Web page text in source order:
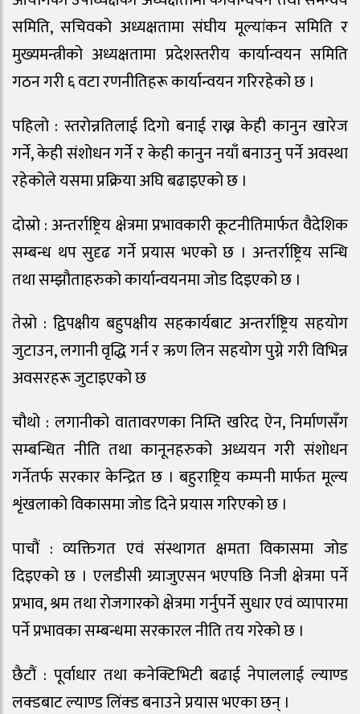
समिति, सचिवको अध्यक्षतामा संघीय मूल्यांकन समिति र
मुख्यमन्त्रीको अध्यक्षतामा प्रदेशस्तरीय कार्यान्वयन समिति
गठन गरी ६ वटा रणनीतिहरू कार्यान्वयन गरिरहेको छ ।
पहिलो : स्तरोन्नतिलाई दिगो बनाई राख्न केही कानुन खारेज
गर्ने, केही संशोधन गर्ने र केही कानुन नयाँ बनाउनु पर्ने अवस्था
रहेकोले यसमा प्रक्रिया अघि बढाइएको छ ।
दोस्रो : अन्तर्राष्ट्रिय क्षेत्रमा प्रभावकारी कूटनीतिमार्फत वैदेशिक
सम्बन्ध थप सुदृढ गर्ने प्रयास भएको छ । अन्तर्राष्ट्रिय सन्धि
तथा सम्झौताहरुको कार्यान्वयनमा जोड दिइएको छ ।
तेस्रो : द्विपक्षीय बहुपक्षीय सहकार्यबाट अन्तर्राष्ट्रिय सहयोग
जुटाउन, लगानी वृद्धि गर्न र ऋण लिन सहयोग पुग्ने गरी विभिन्न
अवसरहरू जुटाइएको छ
चौथो : लगानीको वातावरणका निम्ति खरिद ऐन, निर्माणसँग
सम्बन्धित नीति तथा कानूनहरुको अध्ययन गरी संशोधन
गर्नेतर्फ सरकार केन्द्रित छ । बहुराष्ट्रिय कम्पनी मार्फत मूल्य
शृंखलाको विकासमा जोड दिने प्रयास गरिएको छ ।
पाचौं : व्यक्तिगत एवं संस्थागत क्षमता विकासमा जोड
दिइएको छ । एलडीसी ग्र्याजुएसन भएपछि निजी क्षेत्रमा पर्ने
प्रभाव, श्रम तथा रोजगारको क्षेत्रमा गर्नुपर्ने सुधार एवं व्यापारमा
पर्ने प्रभावका सम्बन्धमा सरकारल नीति तय गरेको छ ।
छैटौं : पूर्वाधार तथा कनेक्टिभिटी बढाई नेपाललाई ल्याण्ड
लक्डबाट ल्याण्ड लिंक्ड बनाउने प्रयास भएका छन् ।